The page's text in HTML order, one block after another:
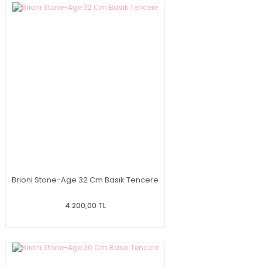
Brioni Stone-Age 32 Cm Basık Tencere
4.200,00 TL